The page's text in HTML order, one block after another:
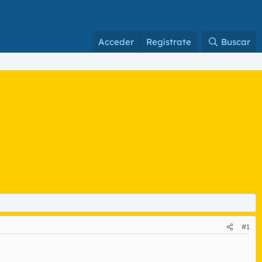
Acceder Regístrate Buscar
#1